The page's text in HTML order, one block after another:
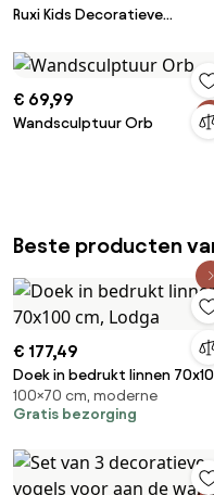
Ruxi Kids Decoratieve
Regenboog - Sklum
€ 69,99
Wandsculptuur Orb
Beste producten
€ 177,49
Doek in bedrukt linnen
cm, Lodga
100×70 cm, moderne
Gratis bezorging